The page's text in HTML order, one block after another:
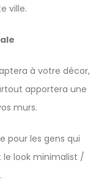
ville.
à votre décor,
apportera une
murs.
pour les gens qui
look minimalist /